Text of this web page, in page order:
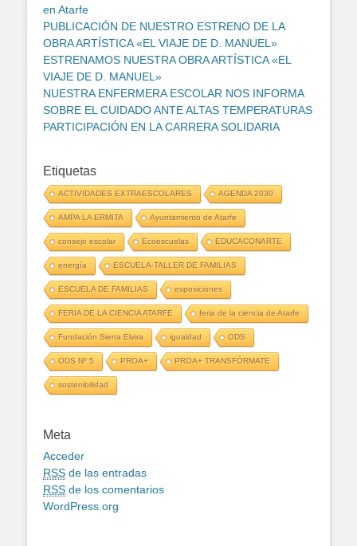
en Atarfe
PUBLICACIÓN DE NUESTRO ESTRENO DE LA
OBRA ARTÍSTICA «EL VIAJE DE D. MANUEL»
ESTRENAMOS NUESTRA OBRA ARTÍSTICA «EL
VIAJE DE D. MANUEL»
NUESTRA ENFERMERA ESCOLAR NOS INFORMA
SOBRE EL CUIDADO ANTE ALTAS TEMPERATURAS
PARTICIPACIÓN EN LA CARRERA SOLIDARIA
Etiquetas
ACTIVIDADES EXTRAESCOLARES AGENDA 2030
AMPA LA ERMITA Ayuntamiento de Atarfe
consejo escolar Ecoescuelas EDUCACONARTE
energía ESCUELA-TALLER DE FAMILIAS
ESCUELA DE FAMILIAS exposiciones
FERIA DE LA CIENCIA ATARFE feria de la ciencia de Atarfe
Fundación Sierra Elvira igualdad ODS
ODS Nº 5 PROA+ PROA+ TRANSFÓRMATE
sostenibilidad
Meta
Acceder
RSS de las entradas
RSS de los comentarios
WordPress.org